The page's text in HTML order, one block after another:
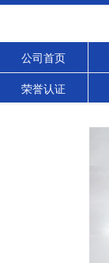
公司首页
荣誉认证